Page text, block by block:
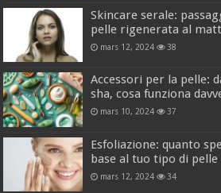
Skincare serale:
pelle rigenerata al
mars 12, 2024 38
Accessori per la pelle:
sha, cosa funziona
mars 10, 2024 37
Esfoliazione: quanto
base al tuo tipo di pelle
mars 12, 2024 34